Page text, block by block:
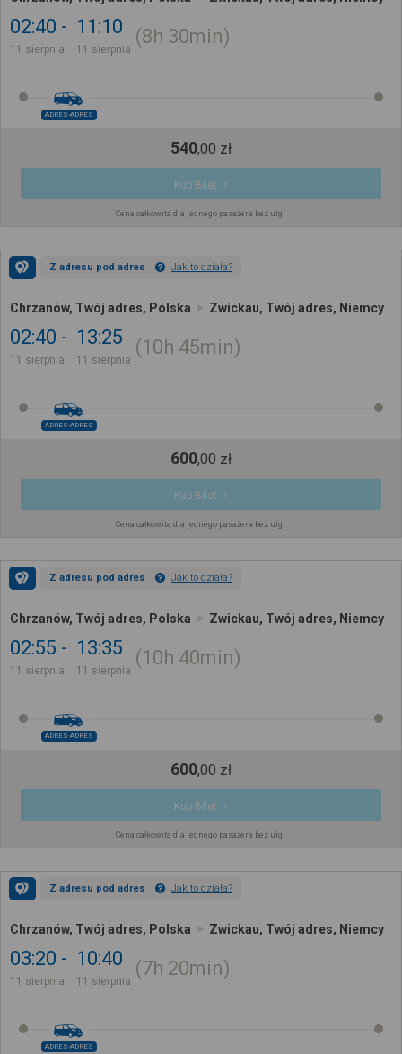
02:40
11 sierpnia
11:10
11 sierpnia
8h 30min
ADRES-ADRES
540,00 zł
Kup Bilet
Cena całkowita dla jednego pasażera bez ulgi
Z adresu pod adres Jak to działa?
Chrzanów, Twój adres, Polska Zwickau, Twój adres, Niemcy
02:40
11 sierpnia
13:25
11 sierpnia
10h 45min
ADRES-ADRES
600,00 zł
Kup Bilet
Cena całkowita dla jednego pasażera bez ulgi
Z adresu pod adres Jak to działa?
Chrzanów, Twój adres, Polska Zwickau, Twój adres, Niemcy
02:55
11 sierpnia
13:35
11 sierpnia
10h 40min
ADRES-ADRES
600,00 zł
Kup Bilet
Cena całkowita dla jednego pasażera bez ulgi
Z adresu pod adres Jak to działa?
Chrzanów, Twój adres, Polska Zwickau, Twój adres, Niemcy
03:20
11 sierpnia
10:40
11 sierpnia
7h 20min
ADRES-ADRES